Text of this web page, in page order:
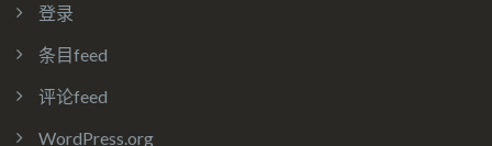
登录
条目feed
评论feed
WordPress.org